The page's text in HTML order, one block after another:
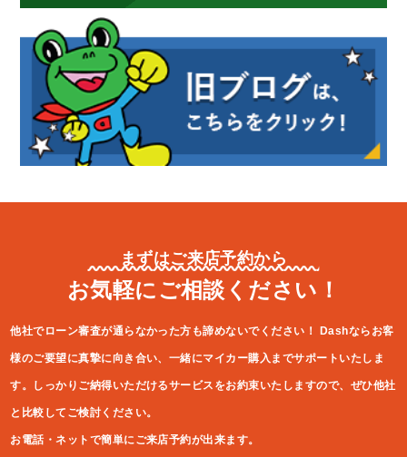
まずはご来店予約から
お気軽にご相談ください！
他社でローン審査が通らなかった方も諦めないでください！ Dashならお客
様のご要望に真摯に向き合い、一緒にマイカー購入ま でサポートいたしま
す。しっかりご納得いただけるサービスをお約束いたしますので、ぜひ他社
と比較してご検討ください。
お電話・ネットで簡単にご来店予約が出来ます。